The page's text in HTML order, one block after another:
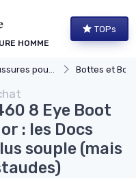
HOMME
TOPs
pour Hommes Bottes et
8 Eye Boot
: les Docs
souple (mais